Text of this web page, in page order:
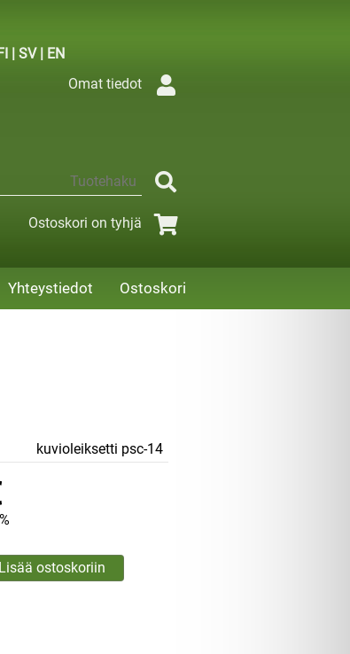
| SV| EN
Omat tiedot
Ostoskori on tyhjä
Yhteystiedot Ostoskori
kuvioleiksetti psc-14